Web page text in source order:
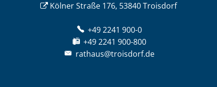
Kölner Straße 176, 53840 Troisdorf
+49 2241 900-0
+49 2241 900-800
rathaus@troisdorf.de